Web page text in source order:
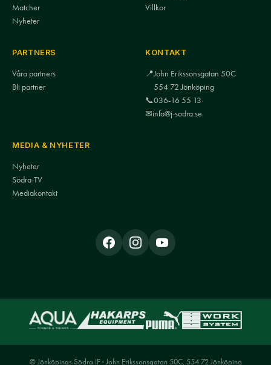
Matcher
Nyheter
Villkor
PARTNERS
Våra partners
Bli partner
KONTAKT
📍John Erikssonsgatan 50C
554 72 Jönköping
📞036-16 55 13
✉info@j-sodra.se
MEDIA & NYHETER
Nyheter
Södra-TV
Mediakontakt
© Jönköpings Södra IF · John Erikssonsgatan 50C, 554 72 Jönköping